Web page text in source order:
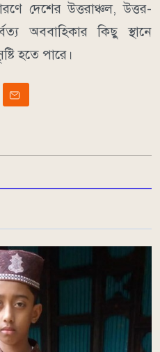
দেশের উত্তরাঞ্চল, উত্তর-
অববাহিকার কিছু স্থানে
হতে পারে।